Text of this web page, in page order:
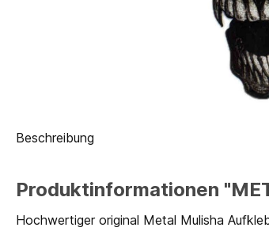
Beschreibung
Produktinformationen
Hochwertiger original Metal Mulisha